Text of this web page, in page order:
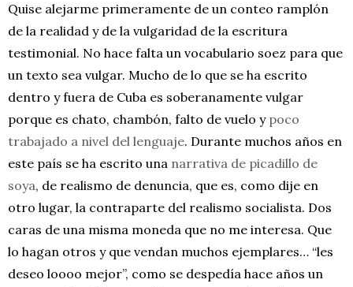
Quise alejarme primeramente de un conteo ramplón
de la realidad y de la vulgaridad de la escritura
testimonial. No hace falta un vocabulario soez para que
un texto sea vulgar. Mucho de lo que se ha escrito
dentro y fuera de Cuba es soberanamente vulgar
porque es chato, chambón, falto de vuelo y poco
trabajado a nivel del lenguaje. Durante muchos años en
este país se ha escrito una narrativa de picadillo de
soya, de realismo de denuncia, que es, como dije en
otro lugar, la contraparte del realismo socialista. Dos
caras de una misma moneda que no me interesa. Que
lo hagan otros y que vendan muchos ejemplares… “les
deseo loooo mejor”, como se despedía hace años un